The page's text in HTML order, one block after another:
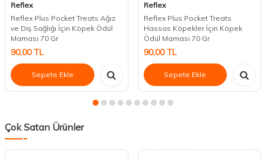
Reflex
Reflex Plus Pocket Treats Ağız
ve Diş Sağlığı İçin Köpek Ödül
Maması 70 Gr
90,00TL
Sepete Ekle
Reflex
Reflex Plus Pocket Treats
Hassas Köpekler İçin Köpek
Ödül Maması 70 Gr
90,00TL
Sepete Ekle
Çok Satan Ürünler